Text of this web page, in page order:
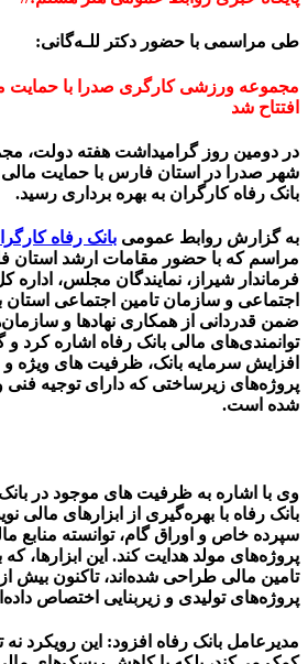
طی مراسمی با حضور دکتر للـه‌گانی:
مجموعه ورزشی کارگری صدرا با حمایت
افتتاح شد
در دومین روز گرامیداشت هفته دولت،
شهر صدرا در استان فارس با حمایت
بانک رفاه کارگران به بهره برداری رسید.
به گزارش روابط عمومی بانک رفاه
مراسم که با حضور مقامات ارشد استان
فرماندار شیراز، نمایندگان مجلس، اداره
اجتماعی و سازمان تامین اجتماعی
ضمن قدردانی از همکاری نهادها و
توانمندی‌های مالی بانک رفاه اشاره
افزایش سرمایه بانک، ظرفیت های ویژه
پروژه‌های زیرساختی که دارای توجیه فنی
شده است.
وی با اشاره به ظرفیت های موجود در
بانک رفاه با بهره‌گیری از ابزارهای مالی
سپرده خاص و اوراق گام، توانسته منابع
پروژه‌های مولد هدایت کند. این ابزارها،
پروژه‌های تولیدی و زیربنایی اختصاص
مدیرعامل بانک رفاه افزود: این رویکرد نه